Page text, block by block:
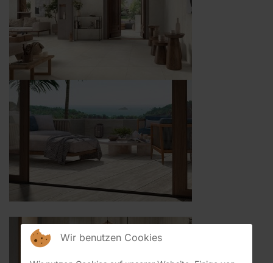
Wir benutzen Cookies